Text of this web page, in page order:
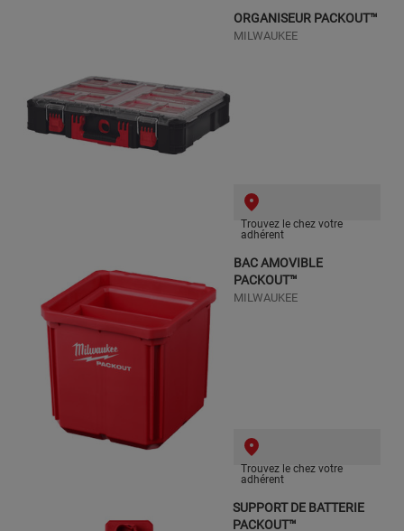
ORGANISEUR PACKOUT™
MILWAUKEE
Trouvez le chez votre
adhérent
BAC AMOVIBLE
PACKOUT™
MILWAUKEE
Trouvez le chez votre
adhérent
SUPPORT DE BATTERIE
PACKOUT™